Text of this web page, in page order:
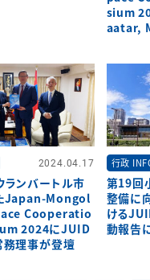
sium
aatar,
2024.04.17
ランバートル市
Japan-Mongol
Cooperatio
2024にJUID
理事が登壇
行政
第19回
整備に
ける
動報告